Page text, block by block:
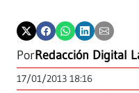
PorRedacción Digital
17/01/2013 18:16